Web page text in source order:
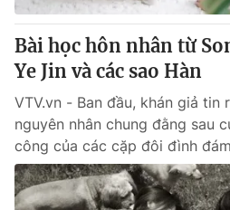
Bài học hôn nhân từ
Ye Jin và các sao Hàn
VTV.vn - Ban đầu, khán giả tin
nguyên nhân chung đằng sau
công của các cặp đôi đình